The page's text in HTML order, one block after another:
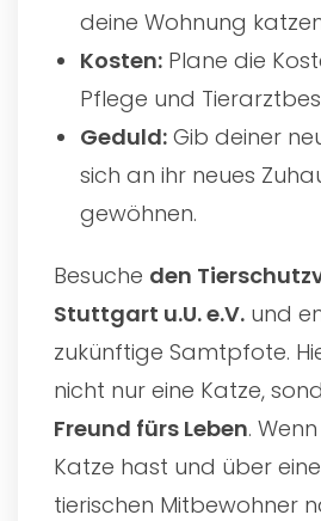
deine Wohnung
Kosten: Plane die
Pflege und
Geduld: Gib deiner
sich an ihr neues
gewöhnen.
Besuche den
Stuttgart u.U. e.V. und
zukünftige Samtpfote.
nicht nur eine Katze,
Freund fürs Leben.
Katze hast und über
tierischen Mitbewohner